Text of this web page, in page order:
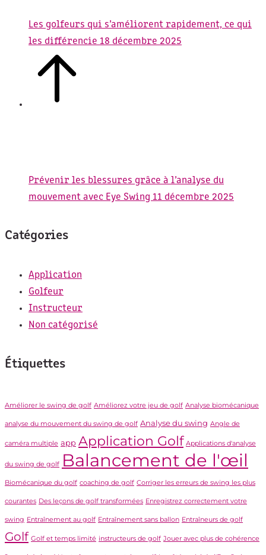
Les golfeurs qui s’améliorent rapidement, ce qui
les différencie 18 décembre 2025
Prévenir les blessures grâce à l’analyse du
mouvement avec Eye Swing 11 décembre 2025
Catégories
Application
Golfeur
Instructeur
Non catégorisé
Étiquettes
Améliorer le swing de golf Améliorez votre jeu de golf Analyse biomécanique
analyse du mouvement du swing de golf Analyse du swing Angle de
caméra multiple app Application Golf Applications d'analyse
du swing de golf Balancement de l'œil
Biomécanique du golf coaching de golf Corriger les erreurs de swing les plus
courantes Des leçons de golf transformées Enregistrez correctement votre
swing Entraînement au golf Entraînement sans ballon Entraîneurs de golf
Golf Golf et temps limité instructeurs de golf Jouer avec plus de cohérence